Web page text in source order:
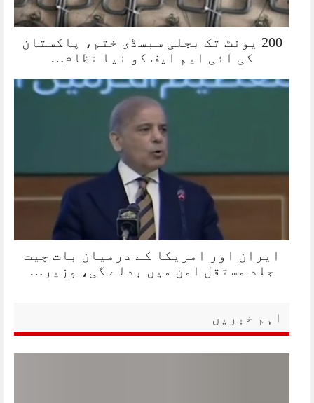
200 یونٹ تک بجلی سبسڈی ختم، پاکستان
کی آئی ایم ایف کو نیا نظام…
ایران اور امریکا کے درمیان بات چیت
جلد مستقل امن میں بدلے گی، وزیر…
اہم خبریں